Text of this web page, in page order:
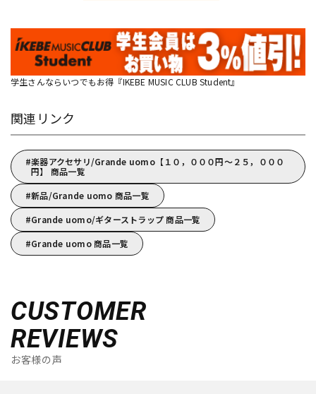
学生さんならいつでもお得『IKEBE MUSIC CLUB Student』
関連リンク
楽器アクセサリ/Grande uomo【１０，０００円～２５，０００
円】 商品一覧
新品/Grande uomo 商品一覧
Grande uomo/ギターストラップ 商品一覧
Grande uomo 商品一覧
CUSTOMER
REVIEWS
お客様の声